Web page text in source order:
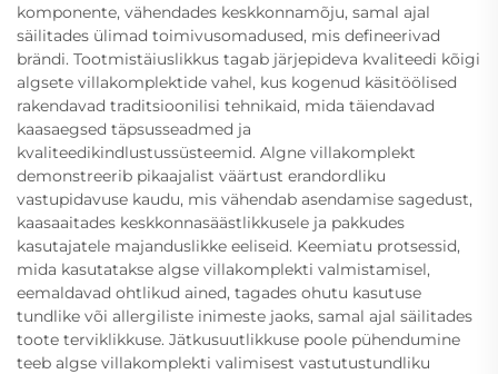
komponente, vähendades keskkonnamõju, samal ajal
säilitades ülimad toimivusomadused, mis defineerivad
brändi. Tootmistäiuslikkus tagab järjepideva kvaliteedi kõigi
algsete villakomplektide vahel, kus kogenud käsitöölised
rakendavad traditsioonilisi tehnikaid, mida täiendavad
kaasaegsed täpsusseadmed ja
kvaliteedikindlustussüsteemid. Algne villakomplekt
demonstreerib pikaajalist väärtust erandordliku
vastupidavuse kaudu, mis vähendab asendamise sagedust,
kaasaaitades keskkonnasäästlikkusele ja pakkudes
kasutajatele majanduslikke eeliseid. Keemiatu protsessid,
mida kasutatakse algse villakomplekti valmistamisel,
eemaldavad ohtlikud ained, tagades ohutu kasutuse
tundlike või allergiliste inimeste jaoks, samal ajal säilitades
toote terviklikkuse. Jätkusuutlikkuse poole pühendumine
teeb algse villakomplekti valimisest vastutustundliku